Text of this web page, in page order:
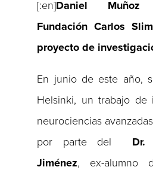
[:en]Daniel
Fundación Carlos
proyecto de
En junio de este año,
Helsinki, un trabajo de
neurociencias
por parte del Dr.
Jiménez, ex-alumno